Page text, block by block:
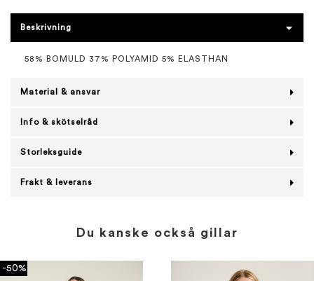
Beskrivning
58% BOMULD 37% POLYAMID 5% ELASTHAN
Material & ansvar
Info & skötselråd
Storleksguide
Frakt & leverans
Du kanske också gillar
-50%